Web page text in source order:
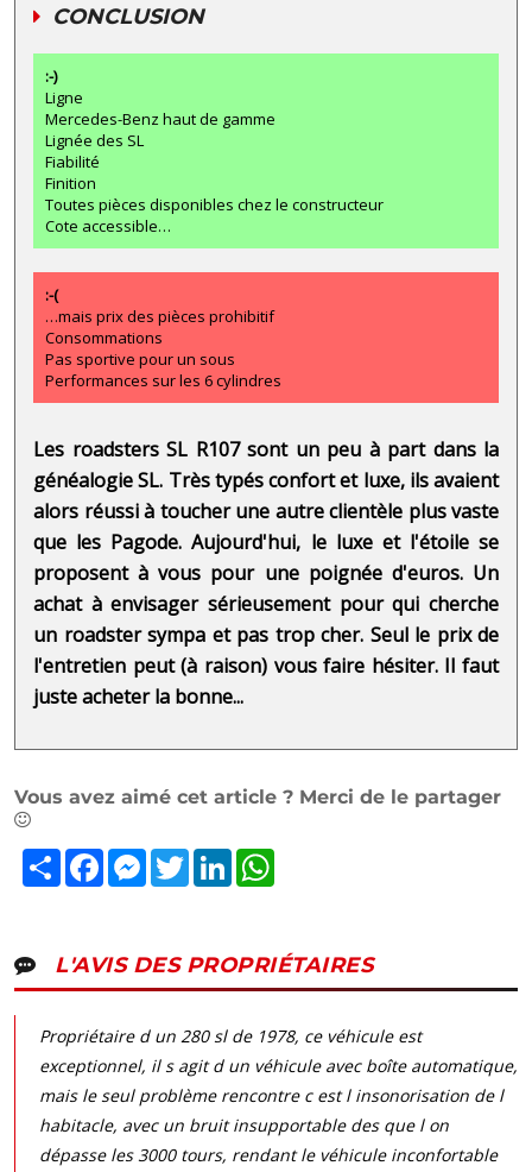
CONCLUSION
:-)
Ligne
Mercedes-Benz haut de gamme
Lignée des SL
Fiabilité
Finition
Toutes pièces disponibles chez le constructeur
Cote accessible…
:-(
…mais prix des pièces prohibitif
Consommations
Pas sportive pour un sous
Performances sur les 6 cylindres
Les roadsters SL R107 sont un peu à part dans la
généalogie SL. Très typés confort et luxe, ils avaient
alors réussi à toucher une autre clientèle plus vaste
que les Pagode. Aujourd'hui, le luxe et l'étoile se
proposent à vous pour une poignée d'euros. Un
achat à envisager sérieusement pour qui cherche
un roadster sympa et pas trop cher. Seul le prix de
l'entretien peut (à raison) vous faire hésiter. Il faut
juste acheter la bonne...
Vous avez aimé cet article ? Merci de le partager
PartagerFacebookMessenger
TwitterLinkedIn
L'AVIS DES PROPRIÉTAIRES
Propriétaire d un 280 sl de 1978, ce véhicule est
exceptionnel, il s agit d un véhicule avec boîte automatique,
mais le seul problème rencontre c est l insonorisation de l
habitacle, avec un bruit insupportable des que l on
dépasse les 3000 tours, rendant le véhicule inconfortable